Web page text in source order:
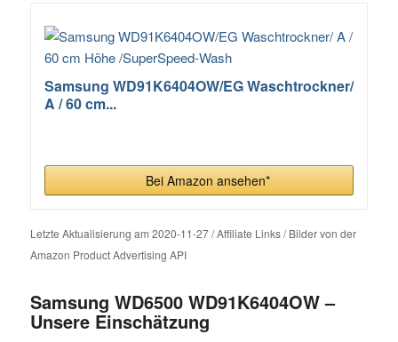
Samsung WD91K6404OW/EG Waschtrockner/
A / 60 cm...
Bei Amazon ansehen*
Letzte Aktualisierung am 2020-11-27 / Affiliate Links / Bilder von der
Amazon Product Advertising API
Samsung WD6500 WD91K6404OW –
Unsere Einschätzung